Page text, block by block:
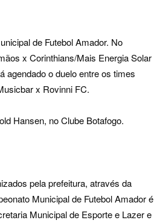
de Futebol Amador. No
x Corinthians/Mais Energia Solar
agendado o duelo entre os times
x Rovinni FC.
Hansen, no Clube Botafogo.
pela prefeitura, através da
Municipal de Futebol Amador é
Municipal de Esporte e Lazer e